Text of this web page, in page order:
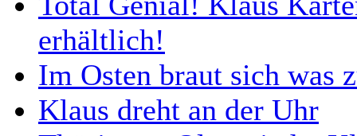
erhältlich!
Im Osten braut sich was
Klaus dreht an der Uhr